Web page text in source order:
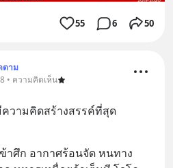
55 6 50
ตาม
• ความคิดเห็น
วามคิดสร้างสรรค์ที่สุด
าศึก อากาศร้อนจัด หนทาง